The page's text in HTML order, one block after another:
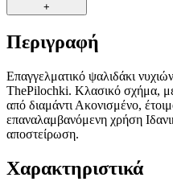
+
Περιγραφή
Επαγγελματικό ψαλιδάκι
ThePilochki. Κλασικό σχήμα,
από διαμάντι Ακονισμένο,
επαναλαμβανόμενη χρήση
αποστείρωση.
Χαρακτηριστικά